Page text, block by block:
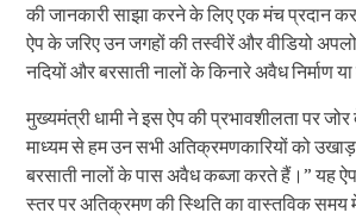
की जानकारी साझा करने के लिए एक मंच प्रदान
ऐप के जरिए उन जगहों की तस्वीरें और वीडियो
नदियों और बरसाती नालों के किनारे अवैध निर्माण
मुख्यमंत्री धामी ने इस ऐप की प्रभावशीलता पर
माध्यम से हम उन सभी अतिक्रमणकारियों को
बरसाती नालों के पास अवैध कब्जा करते हैं।” यह
स्तर पर अतिक्रमण की स्थिति का वास्तविक